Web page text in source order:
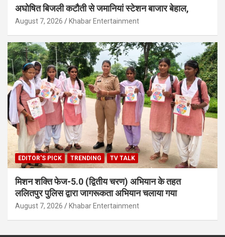
अघोषित बिजली कटौती से जमानियां स्टेशन बाजार बेहाल,
August 7, 2026 Khabar Entertainment
EDITOR'S PICK TRENDING TV TALK
मिशन शक्ति फेज-5.0 (द्वितीय चरण) अभियान के तहत
ललितपुर पुलिस द्वारा जागरूकता अभियान चलाया गया
August 7, 2026 Khabar Entertainment